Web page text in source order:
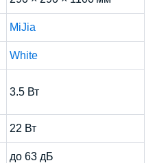
MiJia
White
3.5 Вт
22 Вт
до 63 дБ